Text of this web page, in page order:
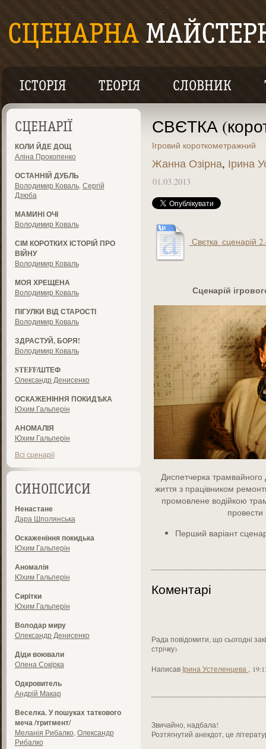
ІСТОРІЯ ТЕОРІЯ СЛОВНИК
СЦЕНАРІЇ
КОЛИ ЙДЕ ДОЩ
Аліна Прокопенко
ОСТАННІЙ ДУБЛЬ
Володимир Коваль, Сергій
Дзюба
МАМИНІ ОЧІ
Володимир Коваль
СІМ КОРОТКИХ ІСТОРІЙ ПРО
ВІЙНУ
Володимир Коваль
МОЯ ХРЕЩЕНА
Володимир Коваль
ПІГУЛКИ ВІД СТАРОСТІ
Володимир Коваль
ЗДРАСТУЙ, БОРЯ!
Володимир Коваль
STEFF/ШТЕФ
Олександр Денисенко
ОСКАЖЕНІННЯ ПОКИДѢКА
Юхим Гальперін
АНОМАЛІЯ
Юхим Гальперін
Всі сценарії
СИНОПСИСИ
Ненастане
Дара Шполянська
Оскаженіння покидька
Юхим Гальперін
Аномалія
Юхим Гальперін
Сирітки
Юхим Гальперін
Володар миру
Олександр Денисенко
Діди воювали
Олена Сокірка
Одкровитель
Андрій Макар
Веселка. У пошуках таткового
меча /тритмент/
Меланія Рибалко Олександр
Рибалко
СВЄТКА
Ігровий короткометражний
Жанна Озірна, Ірина
01.03.2013
Свєтка_сценарій
Сценарій
Диспетчерка
життя з працівником
промовлене водійкою
провести
Перший варіант
Коментарі
Рада повідомити, що сьогодні
стрічку)
Написав Ірина Устеленцева
Звичайно, надбала!
Розтягнутий анекдот, це